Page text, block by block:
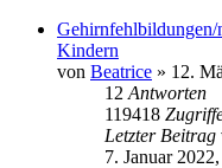
Gehirnfehlbildungen/
Kindern
von Beatrice » 12.
12 Antworten
119418
Letzter Beitrag
7. Januar